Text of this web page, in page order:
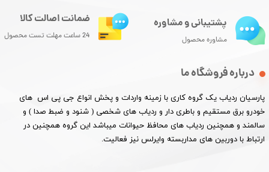
درباره فروشگاه ما
پارسیان ردیاب یک گروه کاری با زمینه واردات و پخش انواع جی پی اس های
خودرو برق مستقیم و باطری دار و ردیاب های شخصی ( شنود و ضبط صدا ) و
سالمند و همچنین ردیاب های محافظ حیوانات میباشد این گروه همچنین در
ارتباط با دوربین های مداربسته وایرلس نیز فعالیت.​​​​​​​
پشتیبانی و مشاوره
مشاوره محصول
ضمانت اصالت کالا
24 ساعت مهلت تست محصول